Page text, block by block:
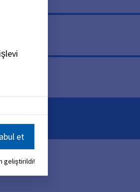
et
geliştirildi!